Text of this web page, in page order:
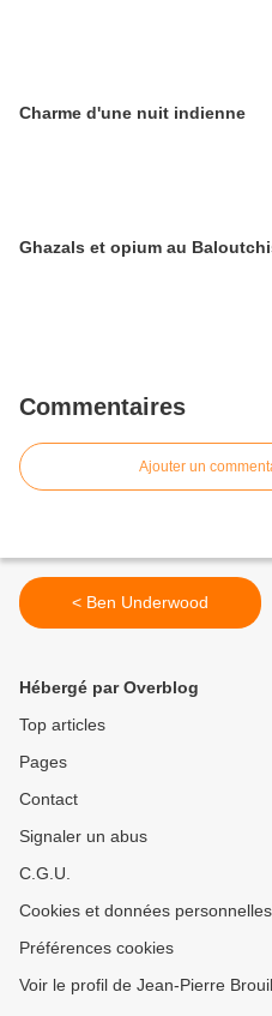
Charme d'une nuit indienne
Ghazals et opium au
Commentaires
Ajouter un
< Ben Underwood
Hébergé par Overblog
Top articles
Pages
Contact
Signaler un abus
C.G.U.
Cookies et données personnelles
Préférences cookies
Voir le profil de Jean-Pierre